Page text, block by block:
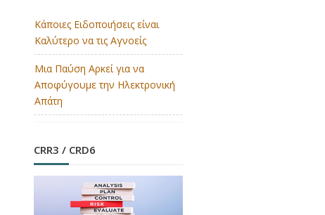
Κάποιες Ειδοποιήσεις είναι
Καλύτερο να τις Αγνοείς
Μια Παύση Αρκεί για να
Αποφύγουμε την Ηλεκτρονική
Απάτη
CRR3 / CRD6